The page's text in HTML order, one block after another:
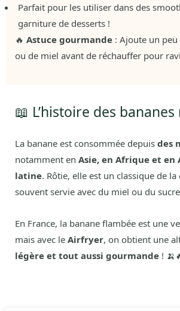
Parfait pour les utiliser dans des
garniture de desserts !
🔥 Astuce gourmande : Ajoute un
ou de miel avant de réchauffer pour
📖 L’histoire des
La banane est consommée depuis des
notamment en Asie, en Afrique et en
latine. Rôtie, elle est un classique de
souvent servie avec du miel ou du
En France, la banane flambée est une
mais avec le Airfryer, on obtient une
légère et tout aussi gourmande !